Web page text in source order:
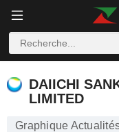
DAIICHI
LIMITED
Graphique